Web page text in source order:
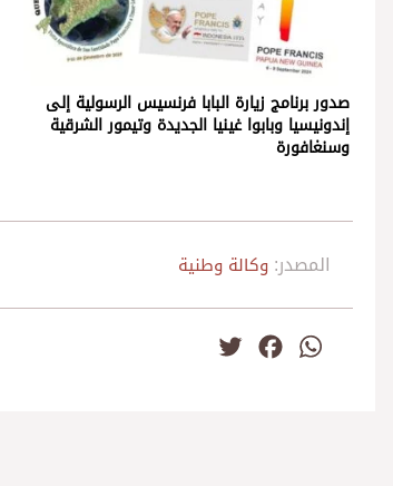
صدور برنامج زيارة البابا فرنسيس الرسولية إلى
إندونيسيا وبابوا غينيا الجديدة وتيمور الشرقية
وسنغافورة
المصدر: وكالة وطنية
WhatsApp
Facebook